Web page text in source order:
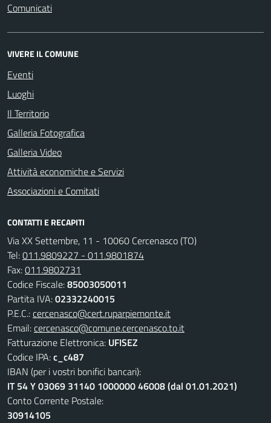
Comunicati
VIVERE IL COMUNE
Eventi
Luoghi
Il Territorio
Galleria Fotografica
Galleria Video
Attività economiche e Servizi
Associazioni e Comitati
CONTATTI E RECAPITI
Via XX Settembre, 11 - 10060 Cercenasco (TO)
Tel:011.9809227 - 011.9801874
Fax:011.9802731
Codice Fiscale:85003050011
Partita IVA:02332240015
P.E.C.:cercenasco@cert.ruparpiemonte.it
Email:cercenasco@comune.cercenasco.to.it
Fatturazione Elettronica: UFISEZ
Codice IPA:c_c487
IBAN (per i vostri bonifici bancari):
IT 54 Y 03069 31140 1000000 46008 (dal 01.01.2021)
Conto Corrente Postale:
30914105